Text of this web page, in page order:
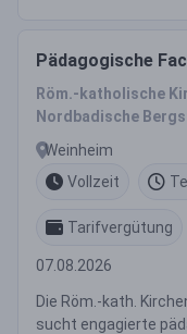
Pädagogische
Röm.-katholische
Nordbadische
Weinheim
Vollzeit
Tarifvergütung
07.08.2026
Die Röm.-kath.
sucht engagierte